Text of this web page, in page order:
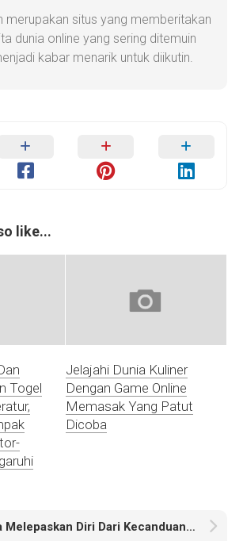
merupakan situs yang memberitakan
dunia online yang sering ditemuin
kabar menarik untuk diikutin.
like...
Togel
Jelajahi Dunia Kuliner
Dengan Game Online
Memasak Yang Patut
Dicoba
Beginilah Cara Melepaskan Diri Dari Kecanduan Judi Online Dengan Pendekatan Independen